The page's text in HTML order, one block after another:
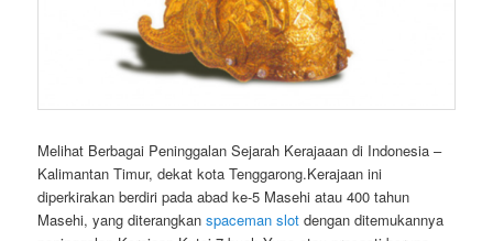
Melihat Berbagai Peninggalan Sejarah Kerajaaan di Indonesia –
Kalimantan Timur, dekat kota Tenggarong.Kerajaan ini
diperkirakan berdiri pada abad ke-5 Masehi atau 400 tahun
Masehi, yang diterangkanspaceman slot dengan ditemukannya